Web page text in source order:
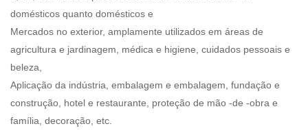
domésticos quanto domésticos e
Mercados no exterior, amplamente utilizados em áreas de
agricultura e jardinagem, médica e higiene, cuidados pessoais e
beleza,
Aplicação da indústria, embalagem e embalagem, fundação e
construção, hotel e restaurante, proteção de mão -de -obra e
família, decoração, etc.